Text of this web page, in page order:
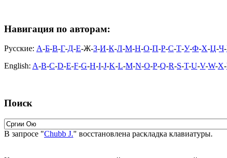
Навигация по авторам:
Русские: А-Б-В-Г-Д-Е-Ж-З-И-К-Л-М-Н-О-П-Р-С-Т-У-Ф-Х-Ц-Ч-
English: A-B-C-D-E-F-G-H-I-J-K-L-M-N-O-P-Q-R-S-T-U-V-W-X-
Поиск
В запросе "Chubb J." восстановлена раскладка клавиатуры.